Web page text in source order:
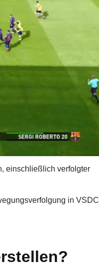
einschließlich verfolgter
in VSDC